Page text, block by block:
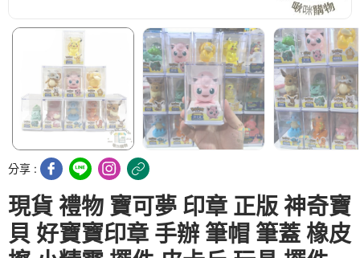
分享 :
現貨 禮物 寶可夢 印章 正版 神奇寶
貝 好寶寶印章 手辦 筆帽 筆蓋 橡皮